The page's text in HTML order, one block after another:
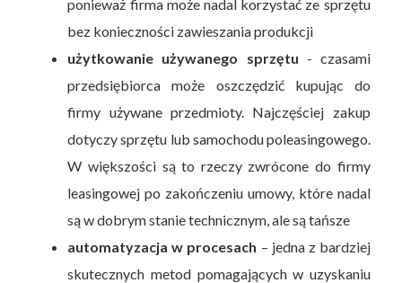
ponieważ firma może nadal korzystać ze sprzętu
bez konieczności zawieszania produkcji
użytkowanie używanego sprzętu - czasami
przedsiębiorca może oszczędzić kupując do
firmy używane przedmioty. Najczęściej zakup
dotyczy sprzętu lub samochodu poleasingowego.
W większości są to rzeczy zwrócone do firmy
leasingowej po zakończeniu umowy, które nadal
są w dobrym stanie technicznym, ale są tańsze
automatyzacja w procesach – jedna z bardziej
skutecznych metod pomagających w uzyskaniu